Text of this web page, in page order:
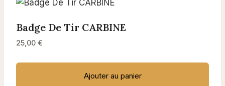
Badge De Tir CARBINE
25,00 €
Ajouter au panier